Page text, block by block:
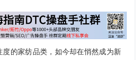
度的家纺品类，如今却在悄然成为新